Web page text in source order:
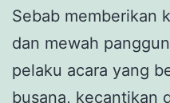
Sebab memberikan
dan mewah
pelaku acara yang
busana, kecantikan